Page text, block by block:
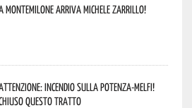
Montemilone arriva Michele Zarrillo!
incendio sulla Potenza-Melfi!
questo tratto